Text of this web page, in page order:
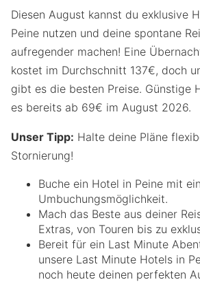
Diesen August kannst du exklusive
Peine nutzen und deine spontane
aufregender machen! Eine
kostet im Durchschnitt 137€, doch
gibt es die besten Preise. Günstige
es bereits ab 69€ im August 2026.
Unser Tipp: Halte deine Pläne
Stornierung!
Buche ein Hotel in Peine mit
Umbuchungsmöglichkeit.
Mach das Beste aus deiner
Extras, von Touren bis zu
Bereit für ein Last Minute
unsere Last Minute Hotels in
noch heute deinen perfekten